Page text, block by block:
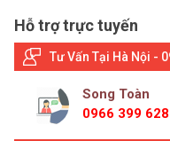
Hỗ trợ trực tuyến
Tư Vấn Tại Hà Nội -
Song Toàn
0966 399 628